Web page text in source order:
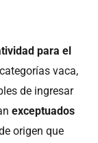
para el
vaca,
de ingresar
exceptuados
origen que